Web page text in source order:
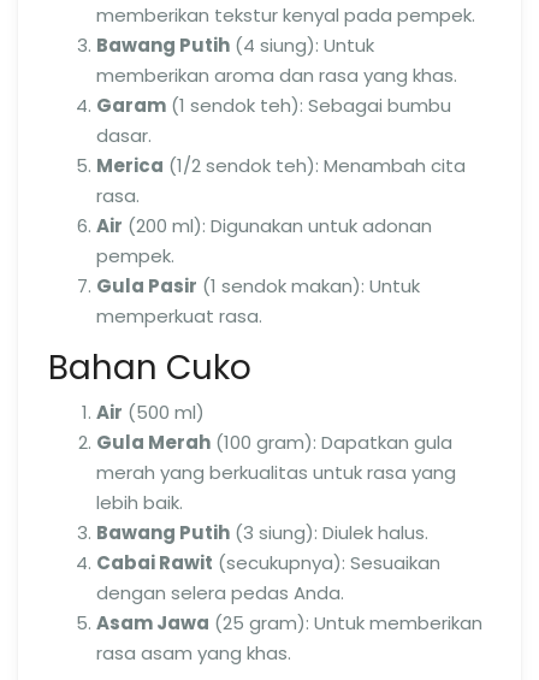
memberikan tekstur kenyal pada pempek.
Bawang Putih (4 siung): Untuk
memberikan aroma dan rasa yang khas.
Garam (1 sendok teh): Sebagai bumbu
dasar.
Merica (1/2 sendok teh): Menambah cita
rasa.
Air (200 ml): Digunakan untuk adonan
pempek.
Gula Pasir (1 sendok makan): Untuk
memperkuat rasa.
Bahan Cuko
Air (500 ml)
Gula Merah (100 gram): Dapatkan gula
merah yang berkualitas untuk rasa yang
lebih baik.
Bawang Putih (3 siung): Diulek halus.
Cabai Rawit (secukupnya): Sesuaikan
dengan selera pedas Anda.
Asam Jawa (25 gram): Untuk memberikan
rasa asam yang khas.